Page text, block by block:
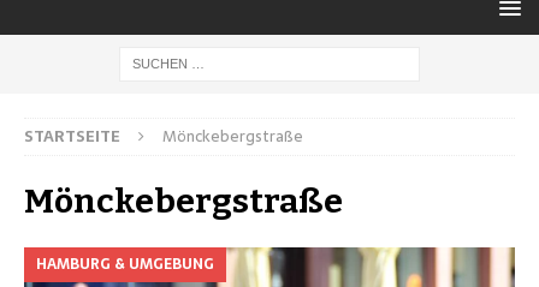
STARTSEITE Mönckebergstraße
Mönckebergstraße
HAMBURG & UMGEBUNG